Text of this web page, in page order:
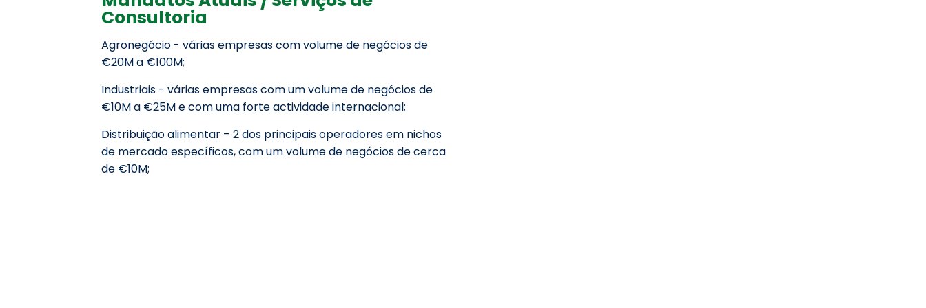
Consultoria
Agronegócio - várias empresas com volume de negócios de
€20M a €100M;
Industriais - várias empresas com um volume de negócios de
€10M a €25M e com uma forte actividade internacional;
Distribuição alimentar – 2 dos principais operadores em nichos
de mercado específicos, com um volume de negócios de cerca
de €10M;